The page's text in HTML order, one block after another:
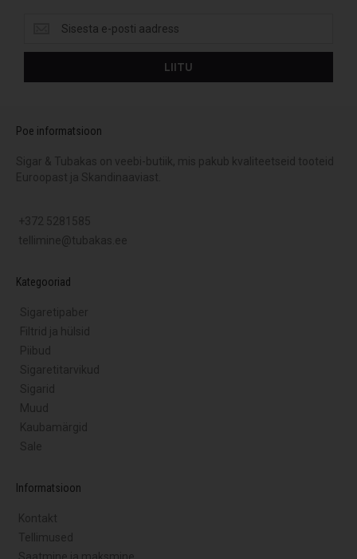
pakkumised
ja
muud.
LIITU
Poe informatsioon
Sigar & Tubakas on veebi-butiik, mis pakub kvaliteetseid tooteid
Euroopast ja Skandinaaviast.
+372 5281585
tellimine@tubakas.ee
Kategooriad
Sigaretipaber
Filtrid ja hülsid
Piibud
Sigaretitarvikud
Sigarid
Muud
Kaubamärgid
Sale
Informatsioon
Kontakt
Tellimused